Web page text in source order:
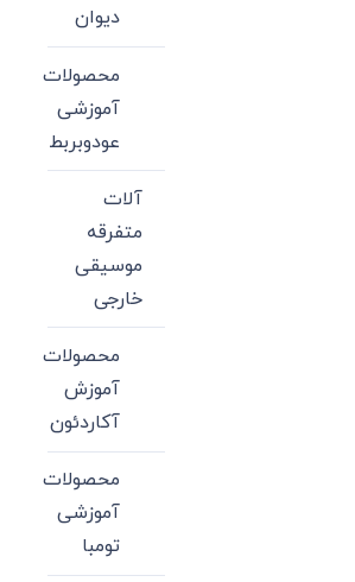
دیوان
محصولات
آموزشی
عودوبربط
آلات
متفرقه
موسیقی
خارجی
محصولات
آموزش
آکاردئون
محصولات
آموزشی
تومبا